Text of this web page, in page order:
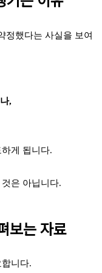
정했다는 사실을 보여
,
게 됩니다.
은 아닙니다.
보는 자료
니다.